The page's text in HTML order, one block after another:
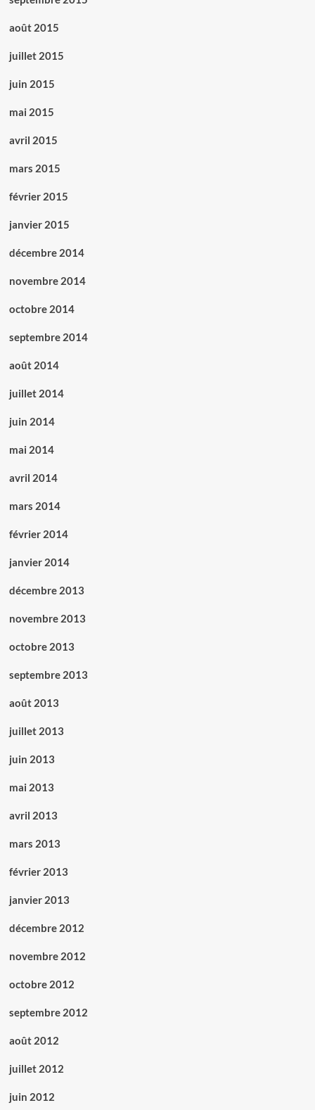
août 2015
juillet 2015
juin 2015
mai 2015
avril 2015
mars 2015
février 2015
janvier 2015
décembre 2014
novembre 2014
octobre 2014
septembre 2014
août 2014
juillet 2014
juin 2014
mai 2014
avril 2014
mars 2014
février 2014
janvier 2014
décembre 2013
novembre 2013
octobre 2013
septembre 2013
août 2013
juillet 2013
juin 2013
mai 2013
avril 2013
mars 2013
février 2013
janvier 2013
décembre 2012
novembre 2012
octobre 2012
septembre 2012
août 2012
juillet 2012
juin 2012